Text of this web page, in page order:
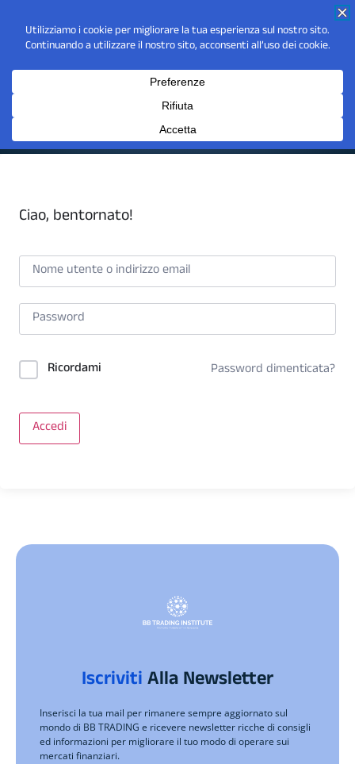
Ciao, bentornato!
Ricordami Password dimenticata?
Accedi
IscrivitiAlla Newsletter
Inserisci la tua mail per rimanere sempre aggiornato sul
mondo di BB TRADING e ricevere newsletter ricche di consigli
ed informazioni per migliorare il tuo modo di operare sui
mercati finanziari.